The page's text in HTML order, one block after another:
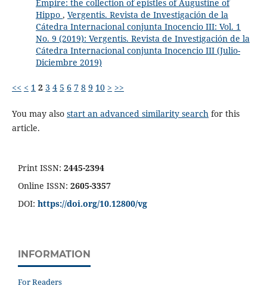
Empire: the collection of epistles of Augustine of
Hippo , Vergentis. Revista de Investigación de la
Cátedra Internacional conjunta Inocencio III: Vol. 1
No. 9 (2019): Vergentis. Revista de Investigación de la
Cátedra Internacional conjunta Inocencio III (Julio-
Diciembre 2019)
<< < 1 2 3 4 5 6 7 8 9 10 > >>
You may also start an advanced similarity searchfor this
article.
Print ISSN: 2445-2394
Online ISSN: 2605-3357
DOI: https://doi.org/10.12800/vg
INFORMATION
For Readers